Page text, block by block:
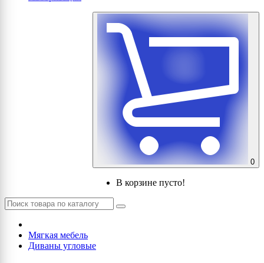
0
В корзине пусто!
Мягкая мебель
Диваны угловые